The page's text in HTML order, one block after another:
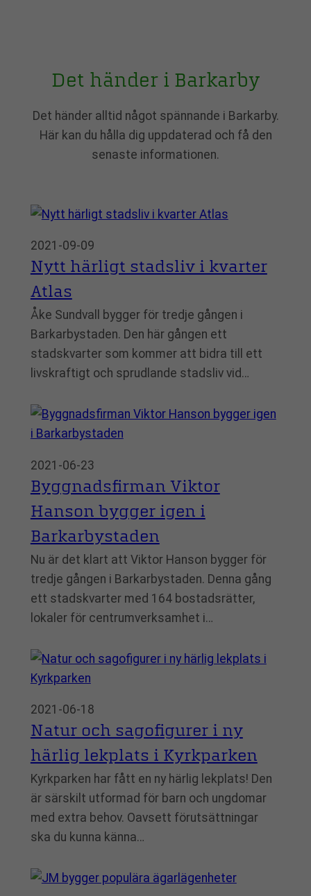
Det händer i Barkarby
Det händer alltid något spännande i Barkarby.
Här kan du hålla dig uppdaterad och få den
senaste informationen.
2021-09-09
Nytt härligt stadsliv i kvarter
Atlas
Åke Sundvall bygger för tredje gången i
Barkarbystaden. Den här gången ett
stadskvarter som kommer att bidra till ett
livskraftigt och sprudlande stadsliv vid…
2021-06-23
Byggnadsfirman Viktor
Hanson bygger igen i
Barkarbystaden
Nu är det klart att Viktor Hanson bygger för
tredje gången i Barkarbystaden. Denna gång
ett stadskvarter med 164 bostadsrätter,
lokaler för centrumverksamhet i…
2021-06-18
Natur och sagofigurer i ny
härlig lekplats i Kyrkparken
Kyrkparken har fått en ny härlig lekplats! Den
är särskilt utformad för barn och ungdomar
med extra behov. Oavsett förutsättningar
ska du kunna känna…